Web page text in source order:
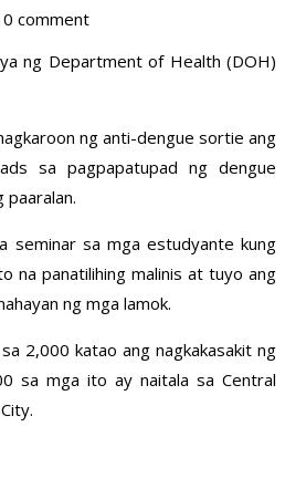
0 comment
ng Department of Health (DOH)
ng anti-dengue sortie ang
sa pagpapatupad ng dengue
paaralan.
seminar sa mga estudyante kung
na panatilihing malinis at tuyo ang
ng mga lamok.
2,000 katao ang nagkakasakit ng
sa mga ito ay naitala sa Central